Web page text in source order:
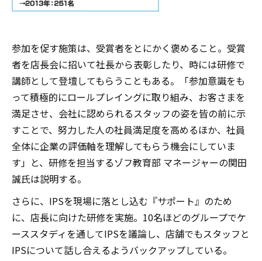
参加を促す施策は、受賞者をとにかく褒めること。受賞
者を店長会に招いて社長から表彰したり、時には研修で
講師として登壇してもらうこともある。「参加意識をも
って積極的にロールプレイングに取り組み、お客さまを
満足させ、会社に認められるスタッフの姿を皆の前に示
すことで、努力した人の社員満足度を高めるほか、社員
全体に企業の評価軸を理解してもらう機会にしていま
す」と、研修を担当するゾフ教育部 マネージャーの関田
誠氏は説明する。
さらに、IPSを現場に落とし込む『サポート』のため
に、店長に向けた研修を実施。10名ほどのグループでケ
ーススタディを通してIPSを議論し、店舗でもスタッフと
IPSについて話し合えるようバックアップしている。